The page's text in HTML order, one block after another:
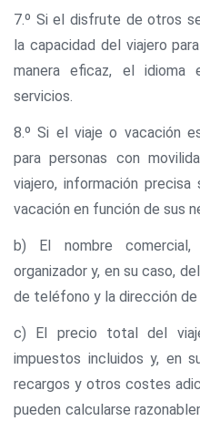
7.º Si el disfrute de otros
la capacidad del viajero
manera eficaz, el idioma
servicios.
8.º Si el viaje o vacación
para personas con
viajero, información
vacación en función de sus
b) El nombre
organizador y, en su caso,
de teléfono y la dirección
c) El precio total del
impuestos incluidos y, en
recargos y otros costes
pueden calcularse